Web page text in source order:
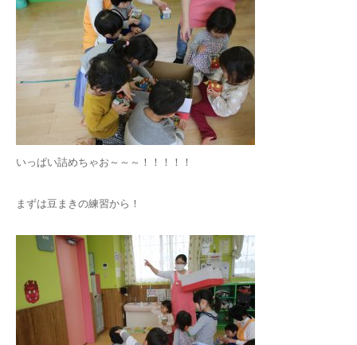
いっぱい詰めちゃお～～～！！！！！
まずは豆まきの練習から！